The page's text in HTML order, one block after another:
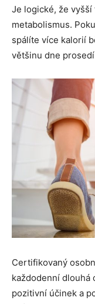
Je logické, že
metabolismus.
spálíte více kalorií
většinu dne
Certifikovaný
každodenní dlouhá
pozitivní účinek a